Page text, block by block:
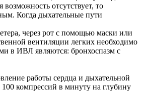
отсутствует, то
Когда дыхательные пути
через рот с помощью маски или
вентиляции легких необходимо
в ИВЛ являются: бронхоспазм с
работы сердца и дыхательной
компрессий в минуту на глубину